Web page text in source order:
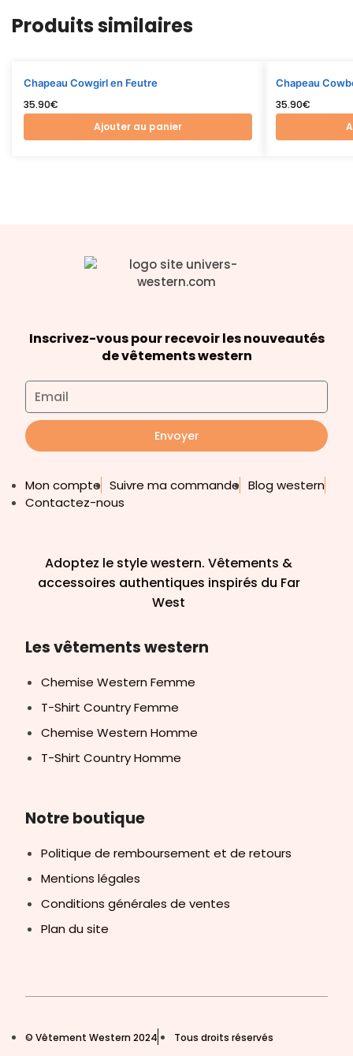
Produits similaires
Chapeau Cowgirl en Feutre
35.90€
Ajouter au panier
Chapeau
35.90€
Inscrivez-vous pour recevoir les nouveautés
de vêtements western
Envoyer
Mon compte Suivre ma commande Blog western
Contactez-nous
Adoptez le style western. Vêtements &
accessoires authentiques inspirés du Far
West
Les vêtements western
Chemise Western Femme
T-Shirt Country Femme
Chemise Western Homme
T-Shirt Country Homme
Notre boutique
Politique de remboursement et de retours
Mentions légales
Conditions générales de ventes
Plan du site
© Vêtement Western 2024 Tous droits réservés